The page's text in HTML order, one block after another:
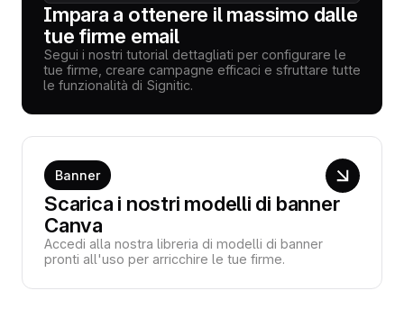
Impara a ottenere il massimo dalle
tue firme email
Segui i nostri tutorial dettagliati per configurare le
tue firme, creare campagne efficaci e sfruttare tutte
le funzionalità di Signitic.
Banner
Scarica i nostri modelli di banner
Canva
Accedi alla nostra libreria di modelli di banner
pronti all'uso per arricchire le tue firme.